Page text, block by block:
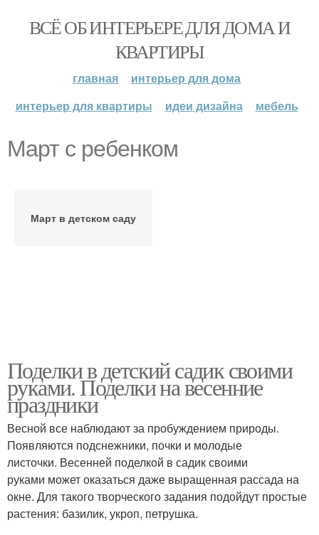
ВСЁ ОБ ИНТЕРЬЕРЕ ДЛЯ ДОМА И
КВАРТИРЫ
главная
интерьер для дома
интерьер для квартиры
идеи дизайна мебель
Март с ребенком
Март в детском саду
Поделки в детский садик своими
руками. Поделки на весенние
праздники
Весной все наблюдают за пробуждением природы.
Появляются подснежники, почки и молодые
листочки. Весенней поделкой в садик своими
руками может оказаться даже выращенная рассада на
окне. Для такого творческого задания подойдут простые
растения: базилик, укроп, петрушка.